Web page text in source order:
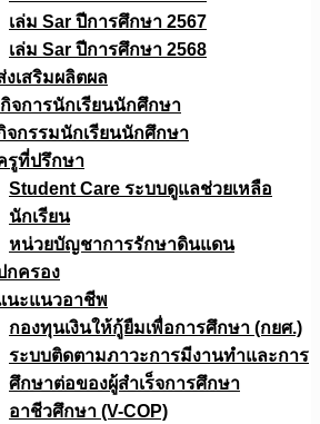
เล่ม Sar ปีการศึกษา 2567
เล่ม Sar ปีการศึกษา 2568
งเสริมผลิตผล
จการนักเรียนนักศึกษา
จกรรมนักเรียนนักศึกษา
รูที่ปรึกษา
Student Care ระบบดูแลช่วยเหลือ
นักเรียน
หน่วยบัญชาการรักษาดินแดน
กครอง
นะแนวอาชีพ
กองทุนเงินให้กู้ยืมเพื่อการศึกษา (กยศ.)
ระบบติดตามภาวะการมีงานทำและการ
ศึกษาต่อของผู้สำเร็จการศึกษา
อาชีวศึกษา (V-COP)